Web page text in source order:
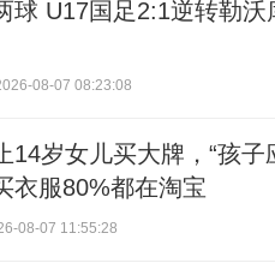
球 U17国足2:1逆转勒沃
08-07 08:23:08
14岁女儿买大牌，“孩子
衣服80%都在淘宝
08-07 11:55:28